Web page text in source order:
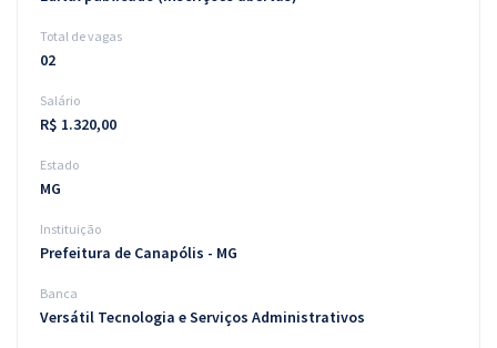
Blog
Aprovados
Atendimento
Total de vagas
02
Salário
R$ 1.320,00
Estado
MG
Instituição
Prefeitura de Canapólis - MG
Banca
Versátil Tecnologia e Serviços Administrativos